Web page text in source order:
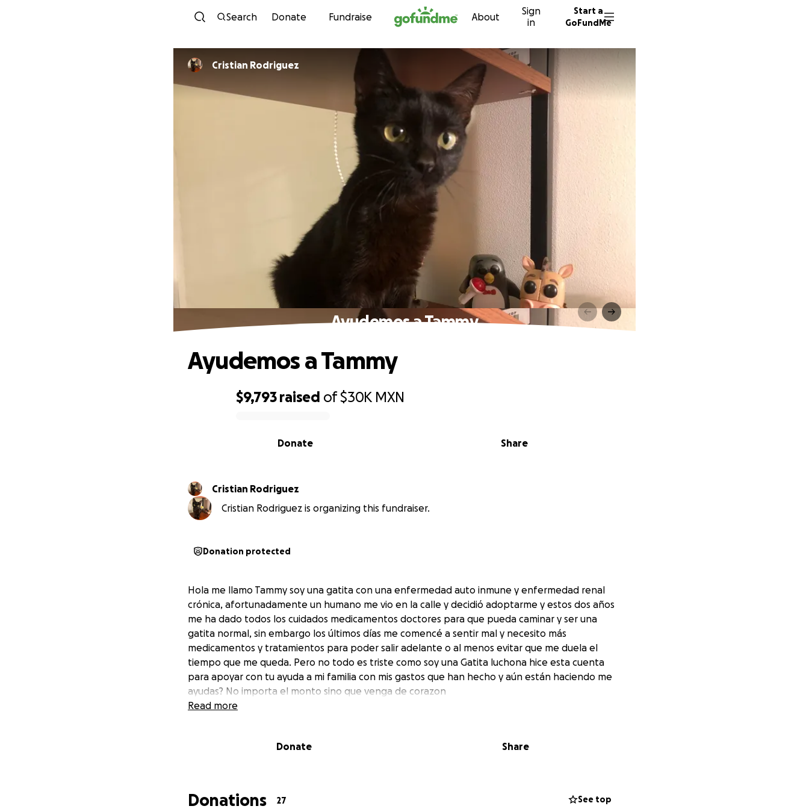
Skip to content
Search Donate Fundraise About
Sign
in
Start a
GoFundMe
Cristian Rodriguez
Ayudemos a Tammy
$9,793 raised of$30K MXN
Share
Donate
Ayudemos a Tammy
Cristian Rodriguez
Cristian Rodriguez is organizing this fundraiser.
Donation protected
Hola me llamo Tammy soy una gatita con una enfermedad auto inmune y enfermedad renal
crónica, afortunadamente un humano me vio en la calle y decidió adoptarme y estos dos años
me ha dado todos los cuidados medicamentos doctores para que pueda caminar y ser una
gatita normal, sin embargo los últimos días me comencé a sentir mal y necesito más
medicamentos y tratamientos para poder salir adelante o al menos evitar que me duela el
tiempo que me queda. Pero no todo es triste como soy una Gatita luchona hice esta cuenta
para apoyar con tu ayuda a mi familia con mis gastos que han hecho y aún están haciendo me
ayudas? No importa el monto sino que venga de corazon
Read more
Donate Share
Donations 27 See top